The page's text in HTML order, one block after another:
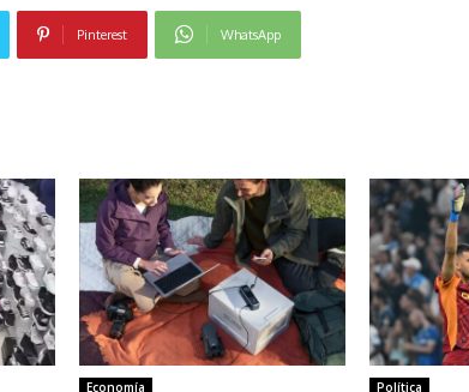
Pinterest WhatsApp
Economía Política